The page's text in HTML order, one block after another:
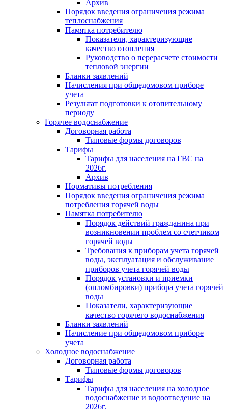
Архив
Порядок введения ограничения режима
теплоснабжения
Памятка потребителю
Показатели, характеризующие
качество отопления
Руководство о перерасчете стоимости
тепловой энергии
Бланки заявлений
Начисления при общедомовом приборе
учета
Результат подготовки к отопительному
периоду
Горячее водоснабжение
Договорная работа
Типовые формы договоров
Тарифы
Тарифы для населения на ГВС на
2026г.
Архив
Нормативы потребления
Порядок введения ограничения режима
потребления горячей воды
Памятка потребителю
Порядок действий гражданина при
возникновении проблем со счетчиком
горячей воды
Требования к приборам учета горячей
воды, эксплуатация и обслуживание
приборов учета горячей воды
Порядок установки и приемки
(опломбировки) прибора учета горячей
воды
Показатели, характеризующие
качество горячего водоснабжения
Бланки заявлений
Начисление при общедомовом приборе
учета
Холодное водоснабжение
Договорная работа
Типовые формы договоров
Тарифы
Тарифы для населения на холодное
водоснабжение и водоотведение на
2026г.